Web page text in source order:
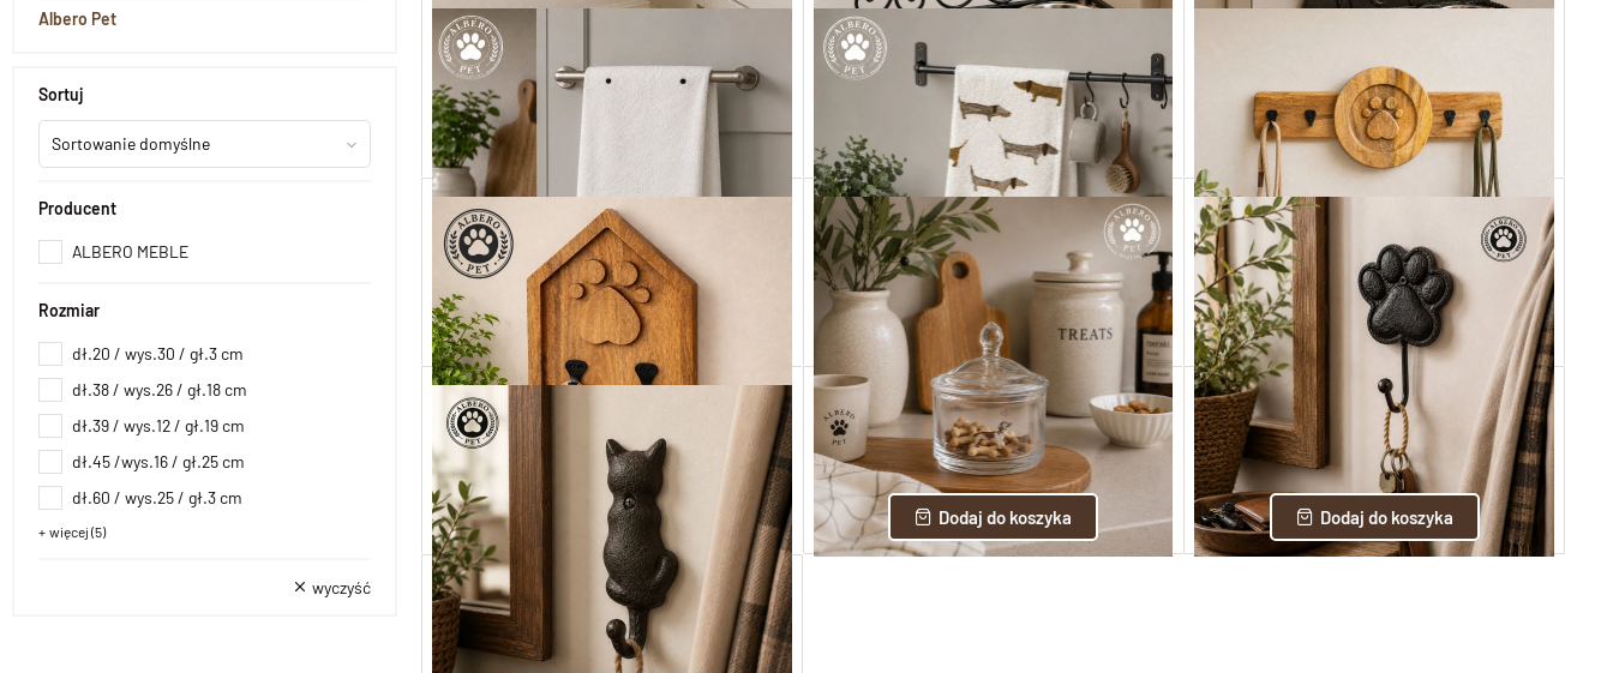
Albero Pet
Sortuj
Sortowanie domyślne
Producent
ALBERO MEBLE
Rozmiar
dł.20 / wys.30 / gł.3 cm
dł.38 / wys.26 / gł.18 cm
dł.39 / wys.12 / gł.19 cm
dł.45 /wys.16 / gł.25 cm
dł.60 / wys.25 / gł.3 cm
średnica miski 13 cm / całkowity wymiar
14x14 cm
więcej (5)
wyczyść
Podstawka Żeliwna z Miską dla Kota
90,00 zł
Dodaj do koszyka
Ażurowa Metalowa Podstawka z Miskami
149,00 zł
Dodaj do koszyka
179,00 zł
Dodaj do koszyka
Bawełniany ręcznik z motywem psa
PET11
24,00 zł
Dodaj do koszyka
Bawełniany ręcznik z motywem psa
PET10
24,00 zł
Dodaj do koszyka
Wieszak z drewna mango na obrożę i smycz
PET12
239,00 zł
Dodaj do koszyka
Wieszak z drewna mango na smycz i obrożę
PET13
149,00 zł
Dodaj do koszyka
Szklany słoik na smakołyki dla psa
PET14
29,00 zł
Dodaj do koszyka
Wieszak żeliwny na smycz
PET16
32,00 zł
Dodaj do koszyka
Żeliwny wieszak dekoracyjny
PET15
40,00 zł